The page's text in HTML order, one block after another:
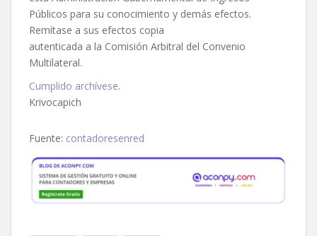
Públicos para su conocimiento y demás efectos.
Remítase a sus efectos copia
autenticada a la Comisión Arbitral del Convenio
Multilateral.
Cumplido archívese.
Krivocapich
Fuente: contadoresenred